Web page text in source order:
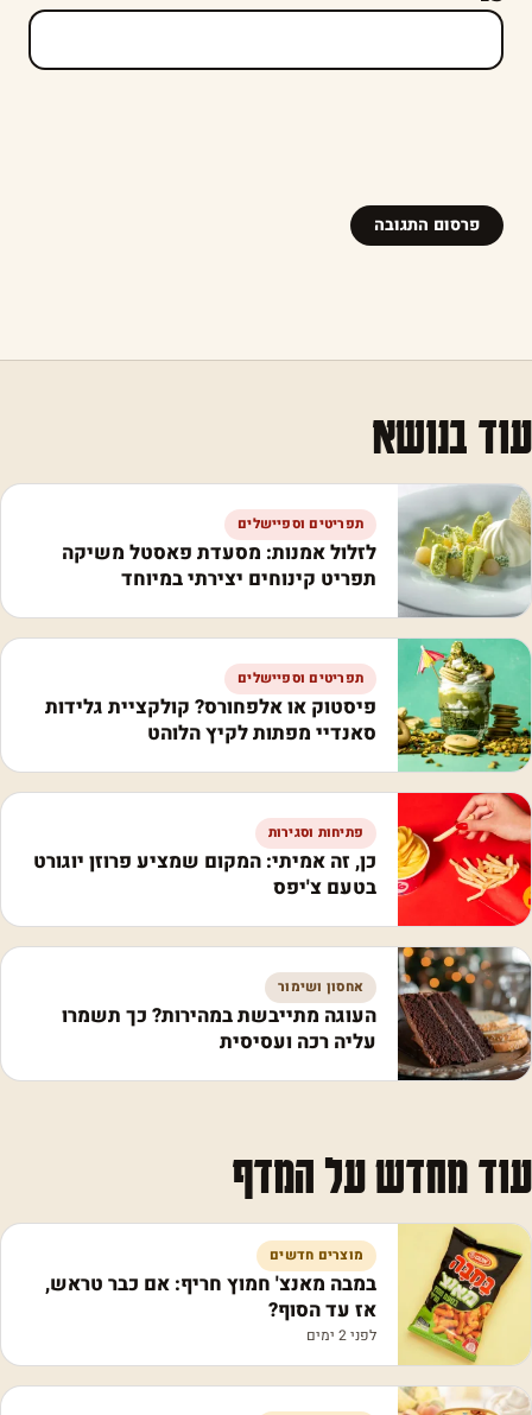
עוד בנושא
תפריטים וספיישלים
לזלול אמנות: מסעדת פאסטל משיקה
תפריט קינוחים יצירתי במיוחד
תפריטים וספיישלים
פיסטוק או אלפחורס? קולקציית גלידות
סאנדיי מפתות לקיץ הלוהט
פתיחות וסגירות
כן, זה אמיתי: המקום שמציע פרוזן יוגורט
בטעם צ'יפס
אחסון ושימור
העוגה מתייבשת במהירות? כך תשמרו
עליה רכה ועסיסית
עוד מחדש על המדף
מוצרים חדשים
במבה מאנצ' חמוץ חריף: אם כבר טראש,
אז עד הסוף?
לפני 2 ימים